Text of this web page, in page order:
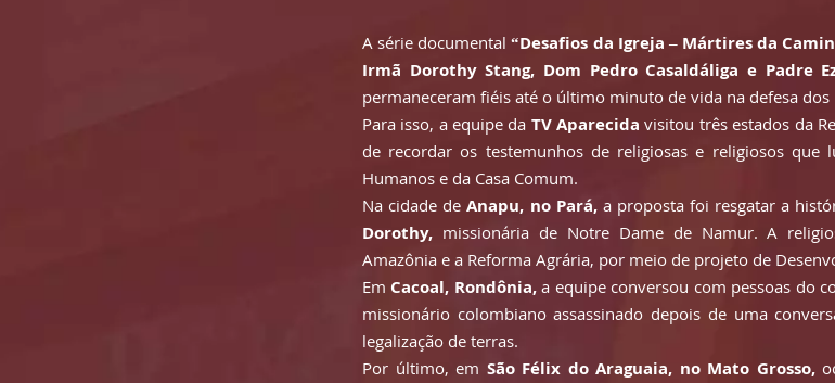
A série documental“Desafios da Igreja – Mártires da
Irmã Dorothy Stang, Dom Pedro Casaldáliga e Padre
permaneceram fiéis até o último minuto de vida na defesa
Para isso, a equipe da TV Aparecida visitou três estados da
de recordar os testemunhos de religiosas e religiosos que
Humanos e da Casa Comum.
Na cidade deAnapu, no Pará,a proposta foi resgatar a
Dorothy, missionária de Notre Dame de Namur. A
Amazônia e a Reforma Agrária, por meio de projeto de
Em Cacoal, Rondônia,a equipe conversou com pessoas do
missionário colombiano assassinado depois de uma
legalização de terras.
Por último, em São Félix do Araguaia, no Mato Grosso,